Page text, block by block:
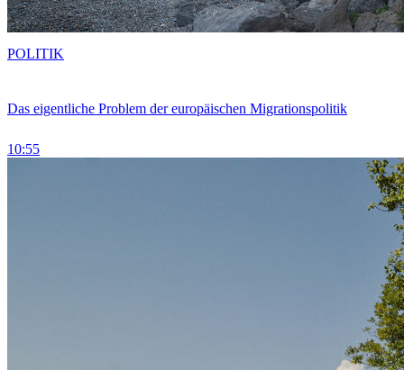
Das eigentliche Problem der europäischen Migrationspolitik
10:55
POLITIK